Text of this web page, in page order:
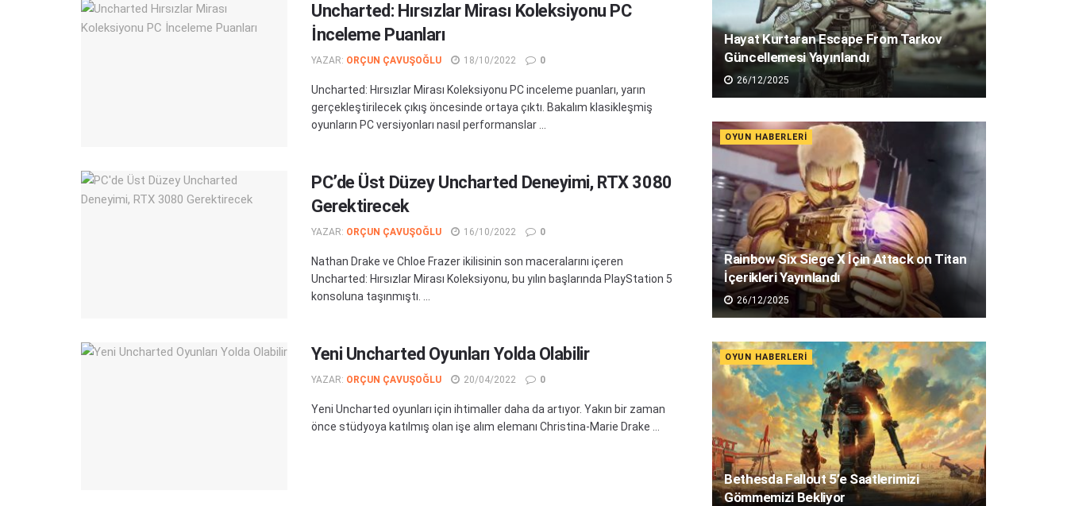
Uncharted: Hırsızlar Mirası Koleksiyonu PC
İnceleme Puanları
YAZAR: ORÇUN ÇAVUŞOĞLU 18/10/2022 0
Uncharted: Hırsızlar Mirası Koleksiyonu PC inceleme puanları, yarın
gerçekleştirilecek çıkış öncesinde ortaya çıktı. Bakalım klasikleşmiş
oyunların PC versiyonları nasıl performanslar ...
PC’de Üst Düzey Uncharted Deneyimi, RTX 3080
Gerektirecek
YAZAR: ORÇUN ÇAVUŞOĞLU 16/10/2022 0
Nathan Drake ve Chloe Frazer ikilisinin son maceralarını içeren
Uncharted: Hırsızlar Mirası Koleksiyonu, bu yılın başlarında PlayStation 5
konsoluna taşınmıştı. ...
Yeni Uncharted Oyunları Yolda Olabilir
YAZAR: ORÇUN ÇAVUŞOĞLU 20/04/2022 0
Yeni Uncharted oyunları için ihtimaller daha da artıyor. Yakın bir zaman
önce stüdyoya katılmış olan işe alım elemanı Christina-Marie Drake ...
Hayat Kurtaran Escape From Tarkov
Güncellemesi Yayınlandı
26/12/2025
OYUN HABERLERI
Rainbow Six Siege X İçin Attack on Titan
İçerikleri Yayınlandı
26/12/2025
OYUN HABERLERI
Bethesda Fallout 5’e Saatlerimizi
Gömmemizi Bekliyor